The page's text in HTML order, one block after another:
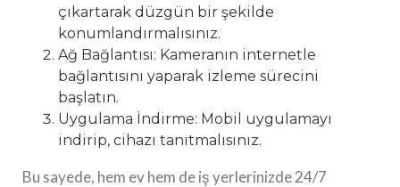
çıkartarak düzgün bir şekilde
konumlandırmalısınız.
Ağ Bağlantısı: Kameranın internetle
bağlantısını yaparak izleme sürecini
başlatın.
Uygulama İndirme: Mobil uygulamayı
indirip, cihazı tanıtmalısınız.
Bu sayede, hem ev hem de iş yerlerinizde 24/7